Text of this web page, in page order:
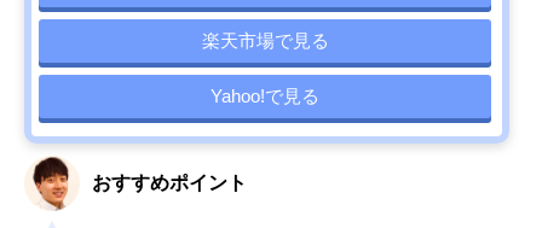
楽天市場で見る
Yahoo!で見る
おすすめポイント